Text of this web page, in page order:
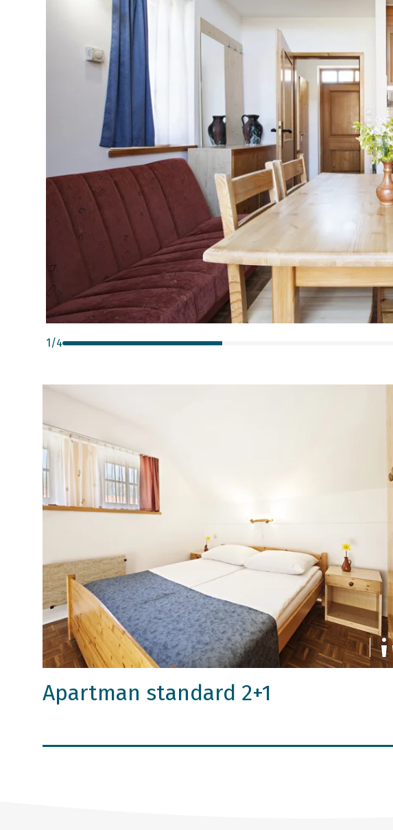
1 /4
Apartman standard 2+1